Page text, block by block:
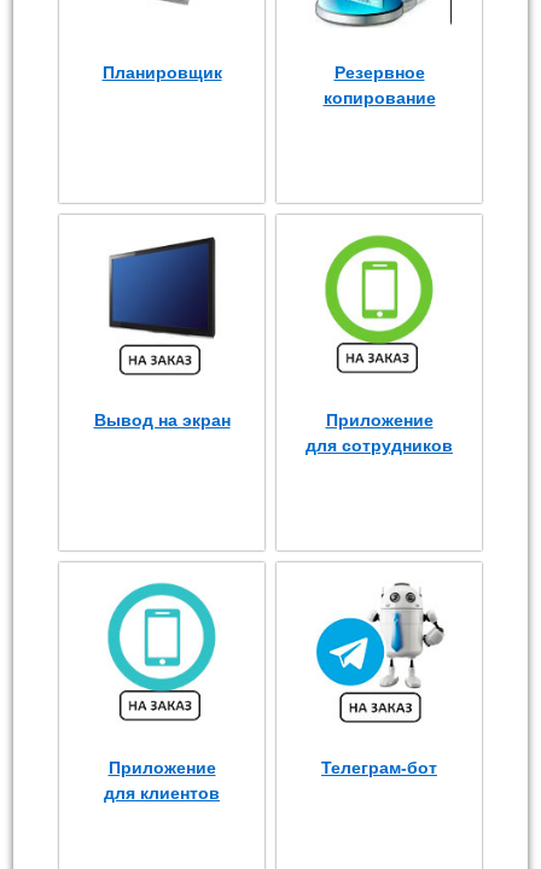
Планировщик
Резервное
копирование
Вывод на экран
Приложение
для сотрудников
Приложение
для клиентов
Телеграм-бот